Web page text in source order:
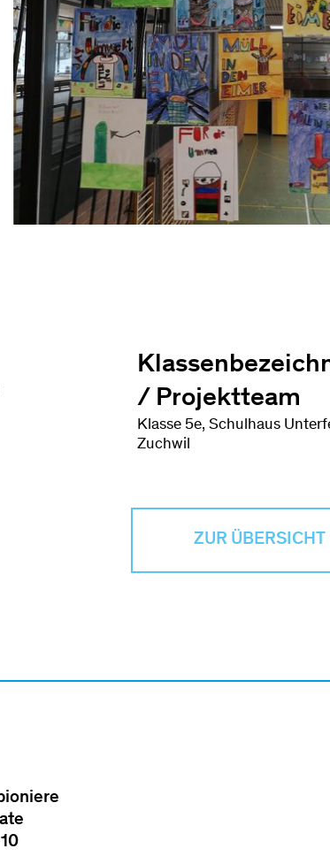
/ Projektteam
Klasse 5e, Schulhaus
Zuchwil
ZUR ÜBERSICHT